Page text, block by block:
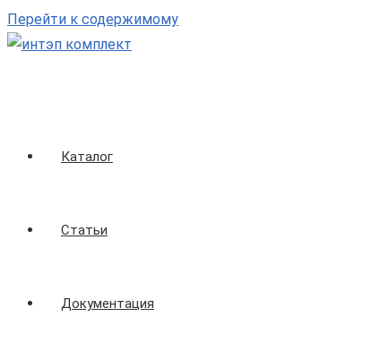
Перейти к содержимому
Каталог
Статьи
Документация